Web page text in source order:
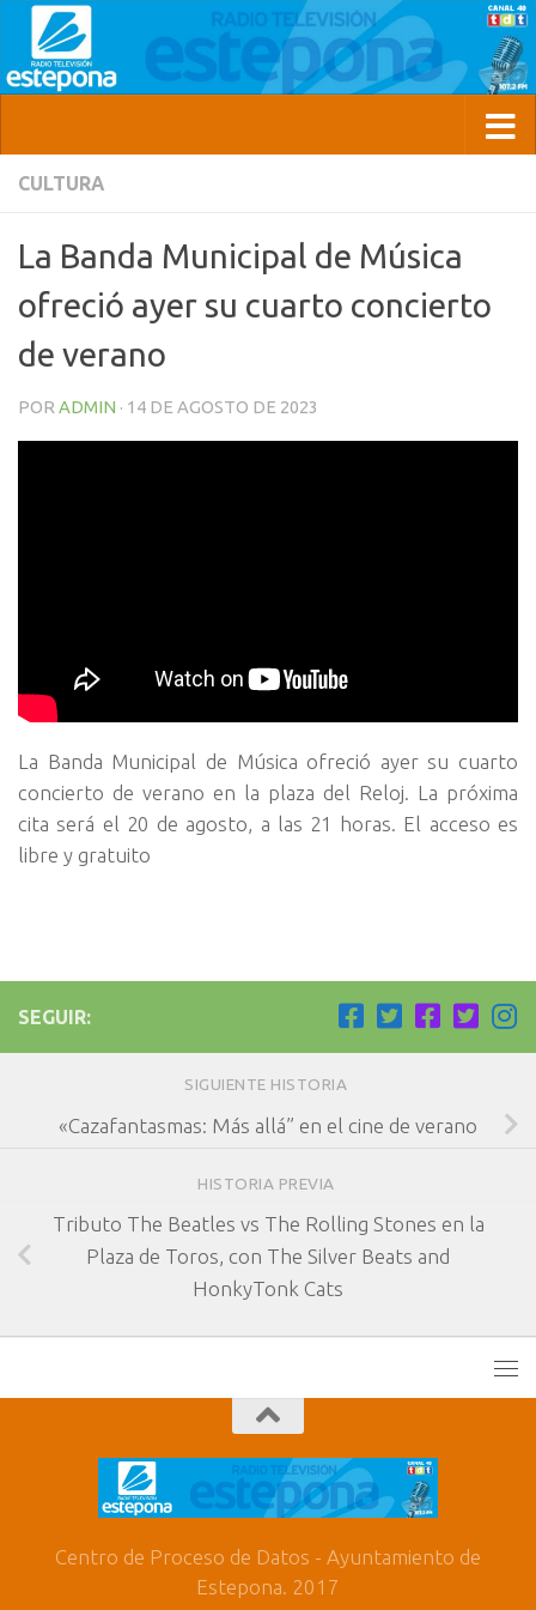
CULTURA
La Banda Municipal de Música
ofreció ayer su cuarto concierto
de verano
POR ADMIN · 14 DE AGOSTO DE 2023
La Banda Municipal de Música ofreció ayer su cuarto
concierto de verano en la plaza del Reloj. La próxima
cita será el 20 de agosto, a las 21 horas. El acceso es
libre y gratuito
SEGUIR:
SIGUIENTE HISTORIA
«Cazafantasmas: Más allá” en el cine de verano
HISTORIA PREVIA
Tributo The Beatles vs The Rolling Stones en la
Plaza de Toros, con The Silver Beats and
HonkyTonk Cats
Centro de Proceso de Datos - Ayuntamiento de
Estepona. 2017